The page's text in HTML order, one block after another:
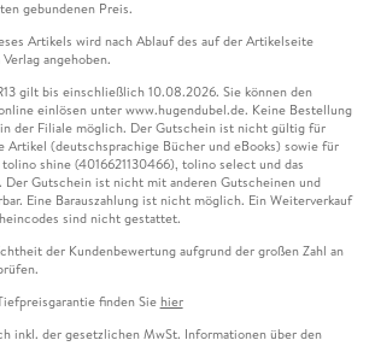
gebundenen Preis.
Artikels wird nach Ablauf des auf der Artikelseite
angehoben.
gilt bis einschließlich 10.08.2026. Sie können den
einlösen unter www.hugendubel.de. Keine Bestellung
der Filiale möglich. Der Gutschein ist nicht gültig für
Artikel (deutschsprachige Bücher und eBooks) sowie für
shine (4016621130466), tolino select und das
Der Gutschein ist nicht mit anderen Gutscheinen und
Eine Barauszahlung ist nicht möglich. Ein Weiterverkauf
sind nicht gestattet.
der Kundenbewertung aufgrund der großen Zahl an
finden Sie hier
inkl. der gesetzlichen MwSt. Informationen über den